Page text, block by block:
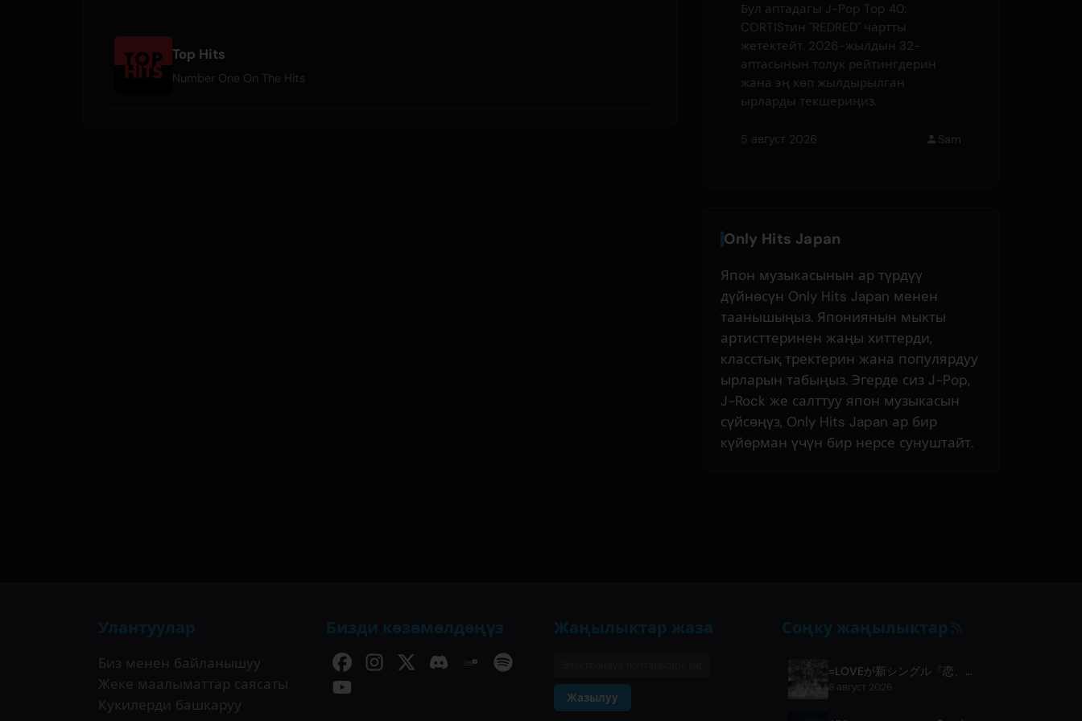
Top Hits
Number One On The Hits
Бул аптадагы J-Pop Top 40:
CORTISтин "REDRED" чартты
жетектейт. 2026-жылдын 32-
аптасынын толук рейтингдерин
жана эң көп жылдырылган
ырларды текшериңиз.
5 август 2026 Sam
Only Hits Japan
Япон музыкасынын ар түрдүү
дүйнөсүн Only Hits Japan менен
таанышыңыз. Япониянын мыкты
артисттеринен жаңы хиттерди,
класстық тректерин жана популярдуу
ырларын табыңыз. Эгерде сиз J-Pop,
J-Rock же салттуу япон музыкасын
сүйсөңүз, Only Hits Japan ар бир
күйөрман үчүн бир нерсе сунуштайт.
Улантуулар
Биз менен байланышуу
Жеке маалыматтар саясаты
Кукилерди башкаруу
Бизди көзөмөлдөңүз Жаңылыктар жаза
Жазылуу
Соңку жаңылыктар
=LOVEが新シングル『恋、はじめました。』と東京ドーム公演を発表
8 август 2026